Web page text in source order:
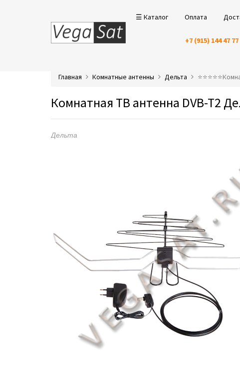
☰ Каталог Оплата
+7 (915) 144 47 77
Главная Комнатные антенны Дельта
Комнатная ТВ антенна DVB-T2
Дельта